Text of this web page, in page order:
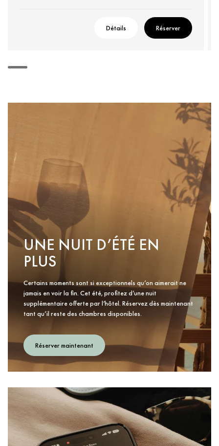
Détails Réserver
UNE NUIT D’ÉTÉ EN
PLUS
Certains moments sont si exceptionnels qu’on aimerait ne
jamais en voir la fin. Cet été, profitez d’une nuit
supplémentaire offerte par l’hôtel. Réservez dès maintenant
tant qu’il reste des chambres disponibles.
Réserver maintenant